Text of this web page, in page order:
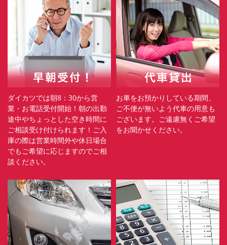
ダイカツでは朝8：30から営
業・お電話受付開始！朝の出勤
途中やちょっとした空き時間に
ご相談受け付けられます！ご入
庫の際は営業時間外や休日場合
でもご希望に応じますのでご相
談ください。
お車をお預かりしている期間、
ご不便が無いよう代車の用意も
ございます。ご遠慮無くご希望
をお聞かせください。